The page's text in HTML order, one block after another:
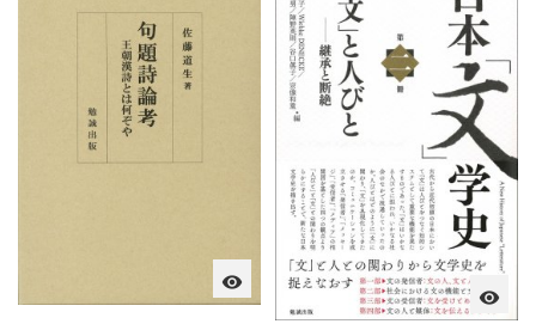
visibility
visibility